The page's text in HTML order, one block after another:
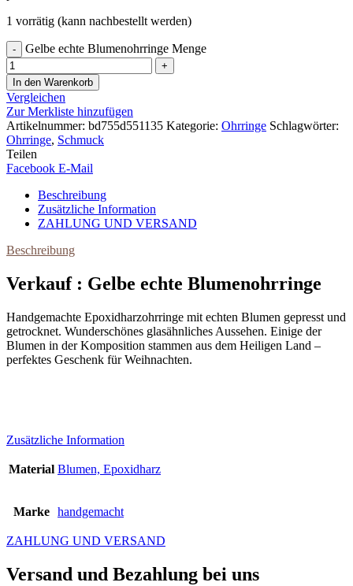
1 vorrätig (kann nachbestellt werden)
Gelbe echte Blumenohrringe Menge
In den Warenkorb
Vergleichen
Zur Merkliste hinzufügen
Artikelnummer: bd755d551135 Kategorie: Ohrringe Schlagwörter:
Ohrringe, Schmuck
Teilen
Facebook E-Mail
Beschreibung
Zusätzliche Information
ZAHLUNG UND VERSAND
Beschreibung
Verkauf : Gelbe echte Blumenohrringe
Handgemachte Epoxidharzohrringe mit echten Blumen gepresst und
getrocknet. Wunderschönes glasähnliches Aussehen. Einige der
Blumen in der Komposition stammen aus dem Heiligen Land –
perfektes Geschenk für Weihnachten.
Zusätzliche Information
Material Blumen, Epoxidharz
Marke handgemacht
ZAHLUNG UND VERSAND
Versand und Bezahlung bei uns